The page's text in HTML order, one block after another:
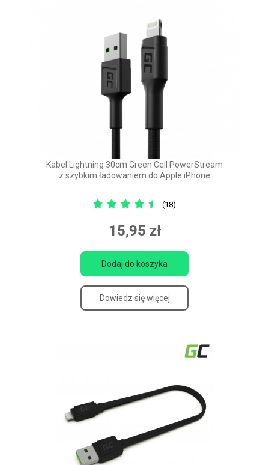
Kabel Lightning 30cm Green Cell PowerStream
z szybkim ładowaniem do Apple iPhone
(18)
15,95 zł
Dodaj do koszyka
Dowiedz się więcej